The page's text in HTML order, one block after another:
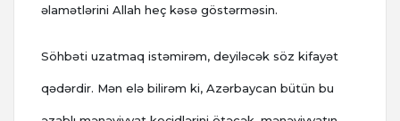
əlamətlərini Allah heç kəsə göstərməsin.
Söhbəti uzatmaq istəmirəm, deyiləcək söz kifayət
qədərdir. Mən elə bilirəm ki, Azərbaycan bütün bu